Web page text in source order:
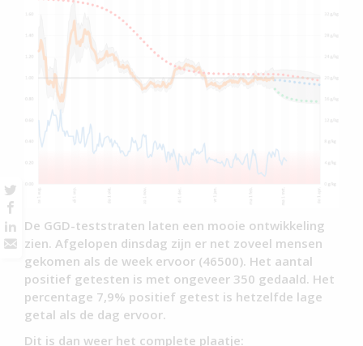
De GGD-teststraten laten een mooie ontwikkeling
zien. Afgelopen dinsdag zijn er net zoveel mensen
gekomen als de week ervoor (46500). Het aantal
positief getesten is met ongeveer 350 gedaald. Het
percentage 7,9% positief getest is hetzelfde lage
getal als de dag ervoor.
Dit is dan weer het complete plaatje: